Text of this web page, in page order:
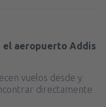
el aeropuerto Addis
vuelos desde y
directamente